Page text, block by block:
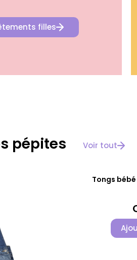
filles
pépites Voir tout
Tongs